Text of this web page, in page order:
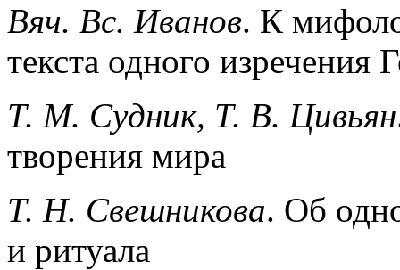
Вяч. Вс. Иванов. К
текста одного изречения
Т. М. Судник, Т. В. Цивьян
творения мира
Т. Н. Свешникова. Об
и ритуала